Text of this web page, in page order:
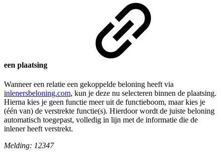
een plaatsing
Wanneer een relatie een gekoppelde beloning heeft via
inlenersbeloning.com, kun je deze nu selecteren binnen de plaatsing.
Hierna kies je geen functie meer uit de functieboom, maar kies je
(één van) de verstrekte functie(s). Hierdoor wordt de juiste beloning
automatisch toegepast, volledig in lijn met de informatie die de
inlener heeft verstrekt.
Melding: 12347